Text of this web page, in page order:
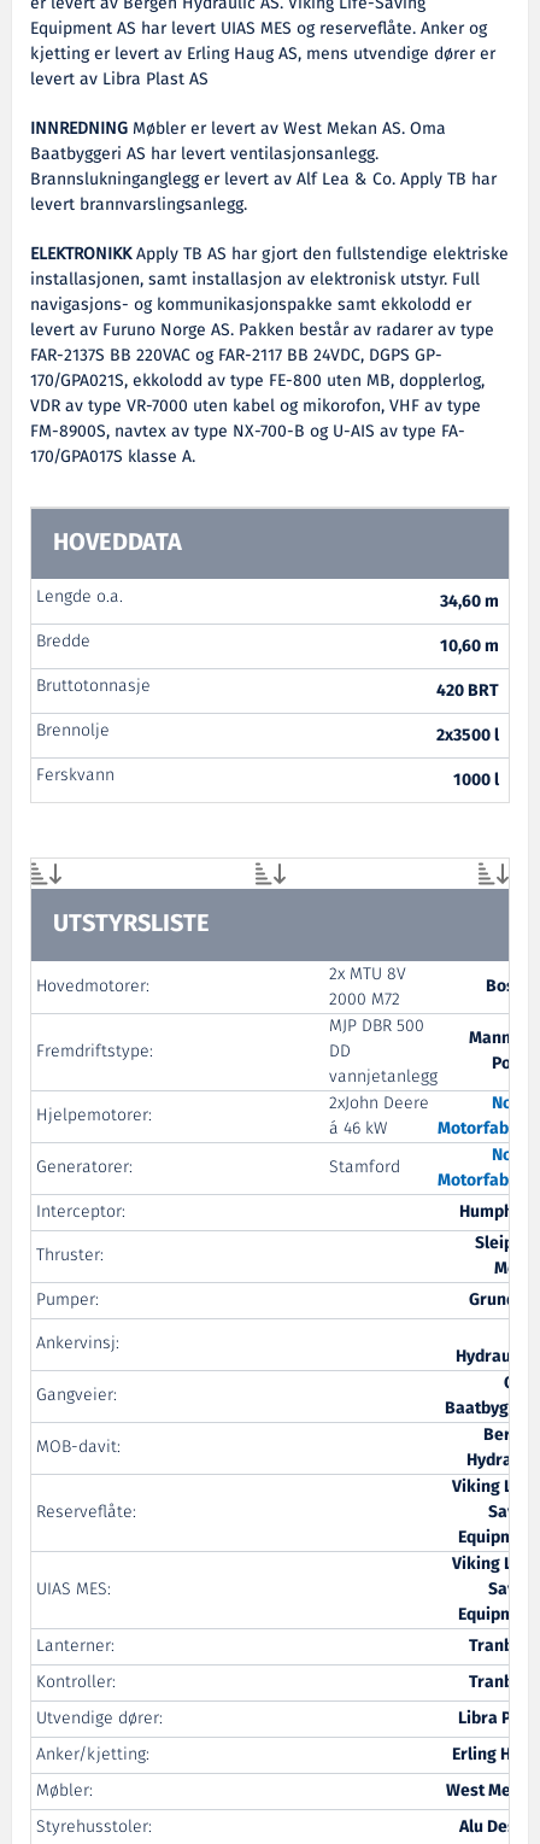
Equipment AS har levert UIAS MES og reserveflåte. Anker og
kjetting er levert av Erling Haug AS, mens utvendige dører er
levert av Libra Plast AS
INNREDNINGMøbler er levert av West Mekan AS. Oma
Baatbyggeri AS har levert ventilasjonsanlegg.
Brannslukninganglegg er levert av Alf Lea & Co. Apply TB har
levert brannvarslingsanlegg.
ELEKTRONIKKApply TB AS har gjort den fullstendige elektriske
installasjonen, samt installasjon av elektronisk utstyr. Full
navigasjons- og kommunikasjonspakke samt ekkolodd er
levert av Furuno Norge AS. Pakken består av radarer av type
FAR-2137S BB 220VAC og FAR-2117 BB 24VDC, DGPS GP-
170/GPA021S, ekkolodd av type FE-800 uten MB, dopplerlog,
VDR av type VR-7000 uten kabel og mikorofon, VHF av type
FM-8900S, navtex av type NX-700-B og U-AIS av type FA-
170/GPA017S klasse A.
HOVEDDATA
Lengde o.a.
34,60 m
Bredde
10,60 m
Bruttotonnasje
420 BRT
Brennolje
2x3500 l
Ferskvann
1000 l
UTSTYRSLISTE
Hovedmotorer:
2x MTU 8V
2000 M72
Bostek
Fremdriftstype:
MJP DBR 500
DD
vannjetanlegg
Manni Jet
Power
Hjelpemotorer:
2xJohn Deere
á 46 kW
Nogva
Motorfabrikk
Generatorer:
Stamford
Nogva
Motorfabrikk
Interceptor:
Humphree
Thruster:
Sleipner
Motor
Pumper:
Grundfos
Ankervinsj:
Hydraulikk
Gangveier:
Oma
Baatbyggeri
MOB-davit:
Bergen
Hydraulic
Reserveflåte:
Viking Life-
Saving
Equipment
UIAS MES:
Viking Life-
Saving
Equipment
Lanterner:
Tranberg
Kontroller:
Tranberg
Utvendige dører:
Libra Plast
Anker/kjetting:
Erling Haug
Møbler:
West Mekan
Styrehusstoler:
Alu Design